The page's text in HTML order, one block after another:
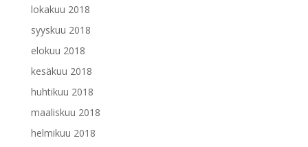
lokakuu 2018
syyskuu 2018
elokuu 2018
kesäkuu 2018
huhtikuu 2018
maaliskuu 2018
helmikuu 2018